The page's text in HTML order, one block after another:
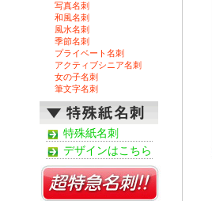
写真名刺
和風名刺
風水名刺
季節名刺
プライベート名刺
アクティブシニア名刺
女の子名刺
筆文字名刺
特殊紙名刺
デザインはこちら